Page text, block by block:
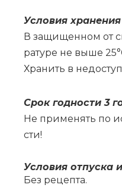
Усло­вия хра­не­ния
В за­щи­щен­ном от
ра­ту­ре не вы­ше
Хра­нить в
Срок год­но­сти 3
Не при­ме­нять по
сти!
Усло­вия от­пус­ка
Без ре­цеп­та.